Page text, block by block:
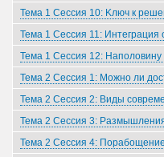
Тема 1 Сессия 10: Kлюч к
Тема 1 Сессия 11: Интеграция
Тема 1 Сессия 12:
Тема 2 Сессия 1: Можно ли
Тема 2 Сессия 2: Виды
Тема 2 Сессия 3:
Тема 2 Сессия 4: